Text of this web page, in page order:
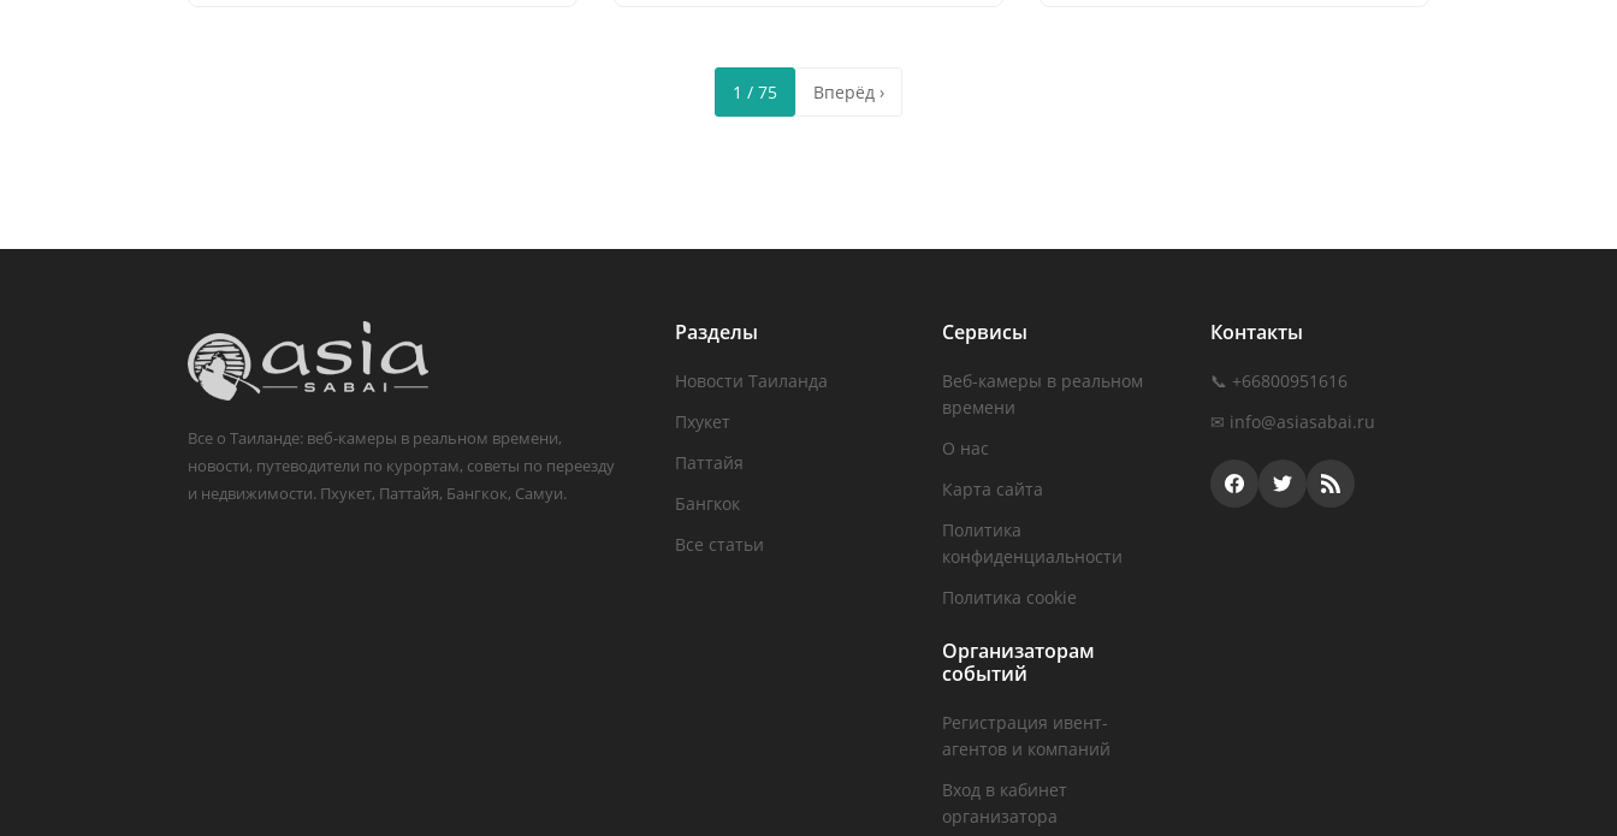
1 / 75 Вперёд ›
Все о Таиланде: веб-камеры в реальном времени,
новости, путеводители по курортам, советы по переезду
и недвижимости. Пхукет, Паттайя, Бангкок, Самуи.
Разделы
Новости Таиланда
Пхукет
Паттайя
Бангкок
Все статьи
Сервисы
Веб-камеры в реальном
времени
О нас
Карта сайта
Политика
конфиденциальности
Политика cookie
Организаторам
событий
Регистрация ивент-
агентов и компаний
Вход в кабинет
организатора
Контакты
📞 +66800951616
✉ info@asiasabai.ru